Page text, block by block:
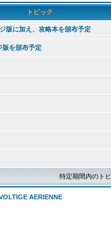
トピック
版に加え、攻略本を頒布予定
版を頒布予定
特定期間内のト
AERIENNE